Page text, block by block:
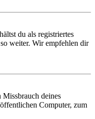
du als registriertes
weiter. Wir empfehlen dir
deines
Computer, zum